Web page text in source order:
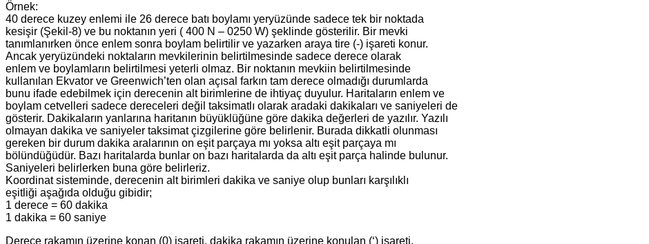
Örnek:
40 derece kuzey enlemi ile 26 derece batı boylamı yeryüzünde sadece tek bir noktada
kesişir (Şekil-8) ve bu noktanın yeri ( 400 N – 0250 W) şeklinde gösterilir. Bir mevki
tanımlanırken önce enlem sonra boylam belirtilir ve yazarken araya tire (-) işareti konur.
Ancak yeryüzündeki noktaların mevkilerinin belirtilmesinde sadece derece olarak
enlem ve boylamların belirtilmesi yeterli olmaz. Bir noktanın mevkiin belirtilmesinde
kullanılan Ekvator ve Greenwich’ten olan açısal farkın tam derece olmadığı durumlarda
bunu ifade edebilmek için derecenin alt birimlerine de ihtiyaç duyulur. Haritaların enlem ve
boylam cetvelleri sadece dereceleri değil taksimatlı olarak aradaki dakikaları ve saniyeleri de
gösterir. Dakikaların yanlarına haritanın büyüklüğüne göre dakika değerleri de yazılır. Yazılı
olmayan dakika ve saniyeler taksimat çizgilerine göre belirlenir. Burada dikkatli olunması
gereken bir durum dakika aralarının on eşit parçaya mı yoksa altı eşit parçaya mı
bölündüğüdür. Bazı haritalarda bunlar on bazı haritalarda da altı eşit parça halinde bulunur.
Saniyeleri belirlerken buna göre belirleriz.
Koordinat sisteminde, derecenin alt birimleri dakika ve saniye olup bunları karşılıklı
eşitliği aşağıda olduğu gibidir;
1 derece = 60 dakika
1 dakika = 60 saniye
Derece rakamın üzerine konan (0) işareti, dakika rakamın üzerine konulan (‘) işareti,